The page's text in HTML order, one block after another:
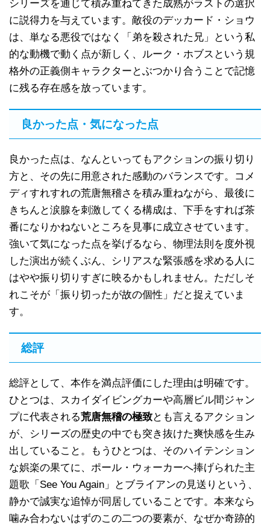
シリーズを通じて積み重ねてきた成熟がラストの選択
に説得力を与えています。敵役のデッカード・ショウ
は、単なる悪役ではなく「弟を殺された兄」という私
的な動機で動く点が新しく、ルーク・ホブスという規
格外の正義側キャラクターとぶつかり合うことで記憶
に残る存在感を放っています。
良かった点・気になった点
良かった点は、なんといってもアクションの振り切り
方と、その先に用意された感動のバランスです。コメ
ディすれすれの荒唐無稽さを積み重ねながら、最後に
きちんと涙腺を刺激してくる構成は、下手をすれば茶
番になりかねないところを見事に成立させています。
強いて気になった点を挙げるなら、物理法則を度外視
した演出が続くぶん、シリアスな緊張感を求める人に
はやや振り切りすぎに映るかもしれません。ただしそ
れこそが「振り切ったが故の個性」だと捉えていま
す。
総評
総評として、本作を満点評価にした理由は明確です。
ひとつは、スカイダイビングカーや高層ビル間ジャン
プに代表される荒唐無稽の極致とも言えるアクション
が、シリーズの歴史の中でも突き抜けた爽快感を生み
出していること。もうひとつは、そのハイテンション
な娯楽の果てに、ポール・ウォーカーへ捧げられた主
題歌「See You Again」とブライアンの見送りという、
静かで誠実な追悼が同居していることです。本来なら
噛み合わないはずのこの二つの要素が、なぜか奇跡的